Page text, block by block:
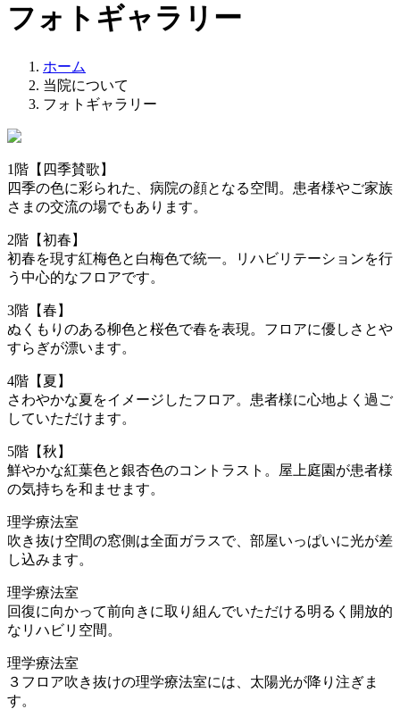
フォトギャラリー
ホーム
当院について
フォトギャラリー
1階【四季賛歌】
四季の色に彩られた、病院の顔となる空間。患者様やご家族
さまの交流の場でもあります。
2階【初春】
初春を現す紅梅色と白梅色で統一。リハビリテーションを行
う中心的なフロアです。
3階【春】
ぬくもりのある柳色と桜色で春を表現。フロアに優しさとや
すらぎが漂います。
4階【夏】
さわやかな夏をイメージしたフロア。患者様に心地よく過ご
していただけます。
5階【秋】
鮮やかな紅葉色と銀杏色のコントラスト。屋上庭園が患者様
の気持ちを和ませます。
理学療法室
吹き抜け空間の窓側は全面ガラスで、部屋いっぱいに光が差
し込みます。
理学療法室
回復に向かって前向きに取り組んでいただける明るく開放的
なリハビリ空間。
理学療法室
３フロア吹き抜けの理学療法室には、太陽光が降り注ぎま
す。